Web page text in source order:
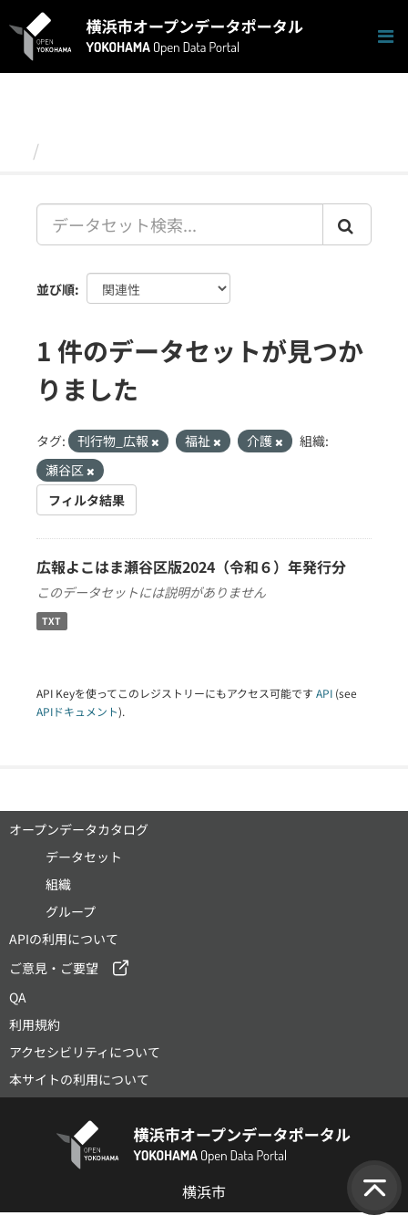
キ
並び順
1 件のデータセットが見つか
りました
タグ: 刊行物_広報 福祉 介護
組織:
瀬谷区
フィルタ結果
広報よこはま瀬谷区版2024（令和６）年発行分
このデータセットには説明がありません
TXT
API Keyを使ってこのレジストリーにもアクセス可能です API (see
APIドキュメント).
オープンデータカタログ
データセット
組織
グループ
APIの利用について
ご意見・ご要望
QA
利用規約
アクセシビリティについて
本サイトの利用について
横浜市